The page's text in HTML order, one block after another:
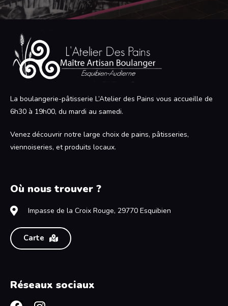
La boulangerie-pâtisserie L’Atelier des Pains vous accueille de
6h30 à 19h00, du mardi au samedi.
Venez découvrir notre large choix de pains, pâtisseries,
viennoiseries, et produits locaux.
Où nous trouver ?
Impasse de la Croix Rouge, 29770 Esquibien
Carte
Réseaux sociaux